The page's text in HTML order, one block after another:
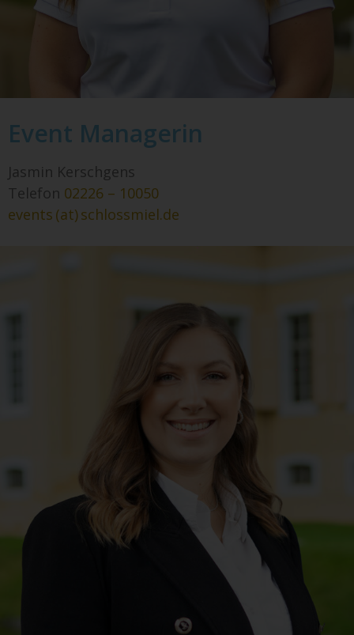
Event Managerin
Jasmin Kerschgens
Telefon 02226 – 10050
events (at) schlossmiel.de